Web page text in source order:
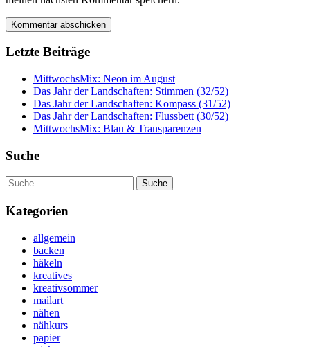
Letzte Beiträge
MittwochsMix: Neon im August
Das Jahr der Landschaften: Stimmen (32/52)
Das Jahr der Landschaften: Kompass (31/52)
Das Jahr der Landschaften: Flussbett (30/52)
MittwochsMix: Blau & Transparenzen
Suche
Suche
nach:
Kategorien
allgemein
backen
häkeln
kreatives
kreativsommer
mailart
nähen
nähkurs
papier